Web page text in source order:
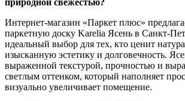
Интернет-магазин «Паркет плюс»
паркетную доску Karelia Ясень в Санкт-
идеальный выбор для тех, кто ценит
изысканную эстетику и долговечность.
выраженной текстурой, прочностью и
светлым оттенком, который наполняет
визуально увеличивает помещение.